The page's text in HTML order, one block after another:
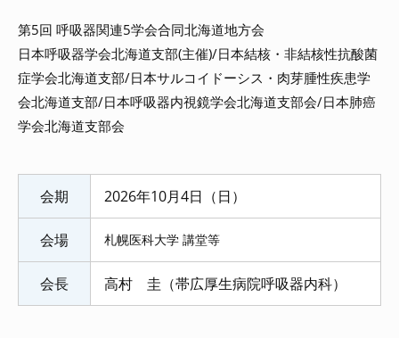
第5回 呼吸器関連5学会合同北海道地方会
日本呼吸器学会北海道支部(主催)/日本結核・非結核性抗酸菌
症学会北海道支部/日本サルコイドーシス・肉芽腫性疾患学
会北海道支部/日本呼吸器内視鏡学会北海道支部会/日本肺癌
学会北海道支部会
会期 2026年10月4日 （日）
会場 札幌医科大学 講堂等
会長 高村 圭（帯広厚生病院呼吸器内科）